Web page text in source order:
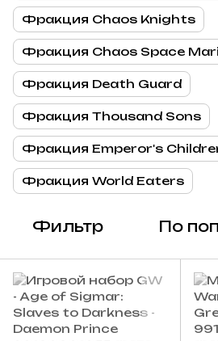
Фракция Chaos Knights
Фракция Chaos Space
Фракция Death Guard
Фракция Thousand Sons
Фракция Emperor's
Фракция World Eaters
Фильтр По